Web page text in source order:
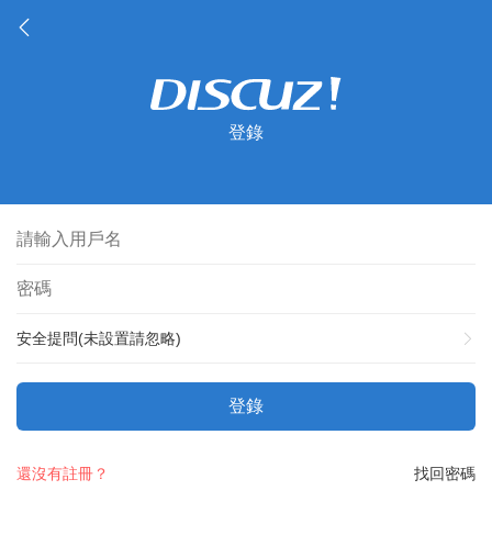
登錄
安全提問(未設置請忽略)
登錄
找回密碼
還沒有註冊？